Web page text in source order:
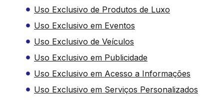
Uso Exclusivo de Produtos de Luxo
Uso Exclusivo em Eventos
Uso Exclusivo de Veículos
Uso Exclusivo em Publicidade
Uso Exclusivo em Acesso a Informações
Uso Exclusivo em Serviços Personalizados